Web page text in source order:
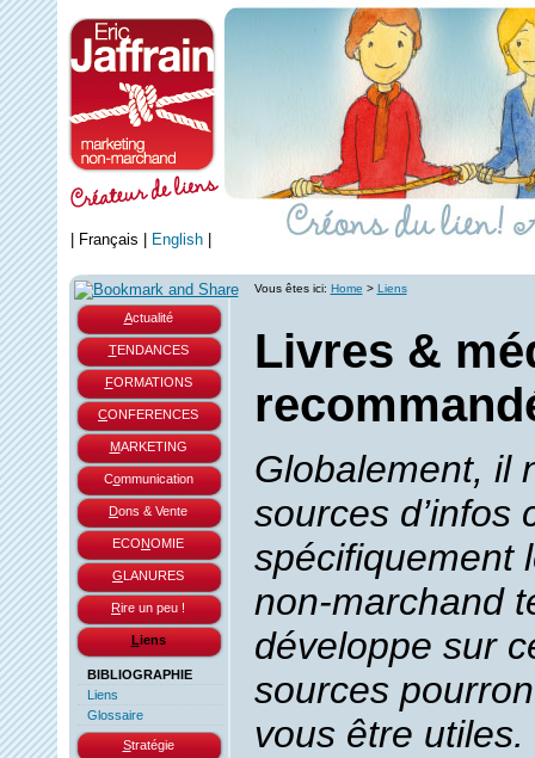
Actualité
TENDANCES
FORMATIONS
CONFERENCES
MARKETING
Communication
Dons & Vente
ECONOMIE
GLANURES
Rire un peu !
Liens
BIBLIOGRAPHIE
Liens
Glossaire
Stratégie
Vous êtes ici: Home > Liens
Livres &
Globalement, il
sources d’infos
spécifiquement
non-marchand
développe sur
sources
vous être utiles.
Français English|